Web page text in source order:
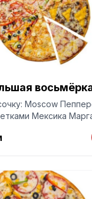
Moscow
Мексика